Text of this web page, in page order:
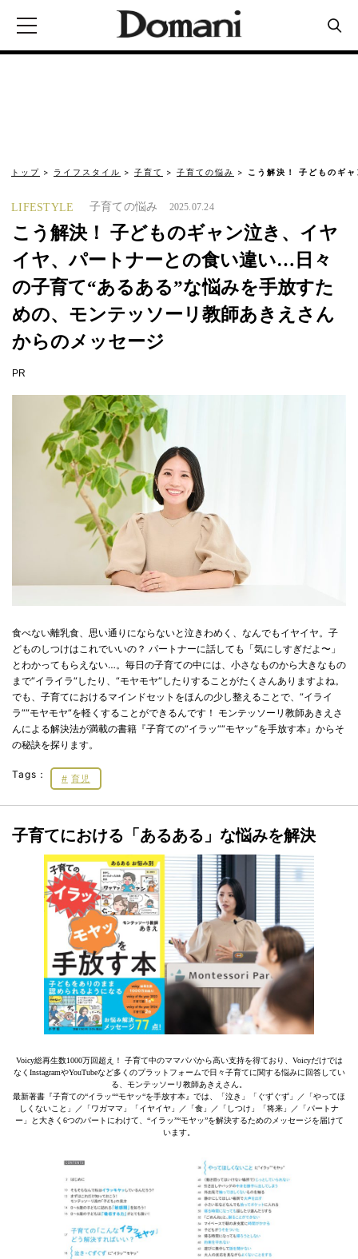
トップ ライフスタイル 子育て 子育ての悩み こう解決！ 子どものギ
LIFESTYLE 子育ての悩み 2025.07.24
こう解決！ 子どものギャン泣き、イヤ
イヤ、パートナーとの食い違い…日々
の子育て“あるある”な悩みを手放すた
めの、モンテッソーリ教師あきえさん
からのメッセージ
PR
食べない離乳食、思い通りにならないと泣きわめく、なんでもイヤイヤ。子
どものしつけはこれでいいの？ パートナーに話しても「気にしすぎだよ〜」
とわかってもらえない…。毎日の子育ての中には、小さなものから大きなもの
まで“イライラ“したり、“モヤモヤ“したりすることがたくさんありますよね。
でも、子育てにおけるマインドセットをほんの少し整えることで、“イライ
ラ““モヤモヤ“を軽くすることができるんです！ モンテッソーリ教師あきえさ
んによる解決法が満載の書籍『子育ての“イラッ““モヤッ“を手放す本』からそ
の秘訣を探ります。
Tags： 育児
子育てにおける「あるある」な悩みを解決
Voicy総再生数1000万回超え！ 子育て中のママパパから高い支持を得ており、Voicyだけでは
なくInstagramやYouTubeなど多くのプラットフォームで日々子育てに関する悩みに回答してい
る、モンテッソーリ教師あきえさん。
最新著書『子育ての“イラッ““モヤッ“を手放す本』では、「泣き」「ぐずぐず」／「やってほ
しくないこと」／「ワガママ」「イヤイヤ」／「食」／「しつけ」「将来」／「パートナ
ー」と大きく6つのパートにわけて、“イラッ”“モヤッ”を解決するためのメッセージを届けて
います。